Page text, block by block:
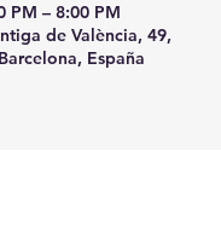
PM – 8:00 PM
de València, 49,
España